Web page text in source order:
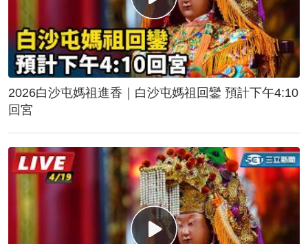
2026白沙屯媽祖進香｜白沙屯媽祖回鑾 預計下午4:10
回宮